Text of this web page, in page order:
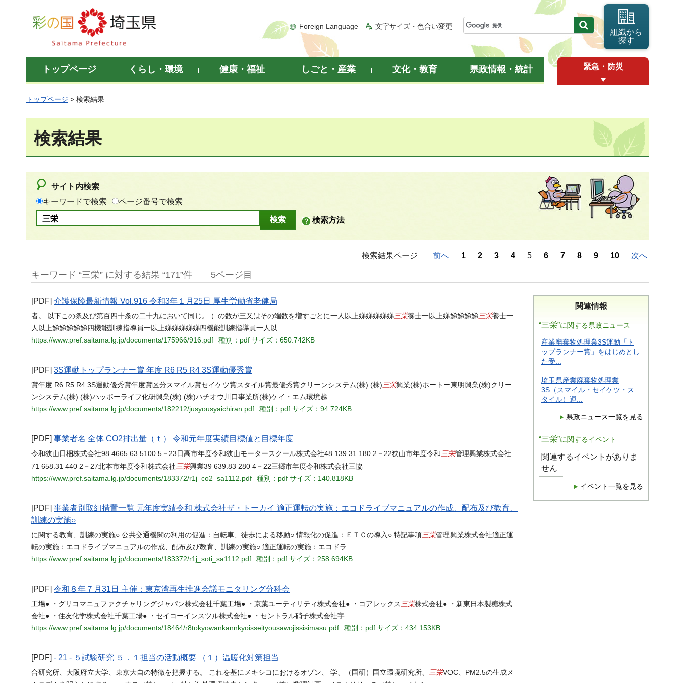
彩の国 埼玉県
Foreign Language 文字サイズ・色合い変更
組織から
探す
トップページ くらし・環境 健康・福祉 しごと・産業 文化・教育 県政情報・統計 緊急・防災
トップページ > 検索結果
検索結果
サイト内検索
キーワードで検索
ページ番号で検索
検索方法
検索結果ページ 前へ 1 2 3 4 5 6 7 8 9 10 次へ
キーワード “三栄” に対する結果 “171”件 5ページ目
関連情報
“三栄”に関する県政ニュース
産業廃棄物処理業3S運動「ト
ップランナー賞」をはじめとし
た受...
埼玉県産業廃棄物処理業
3S（スマイル・セイケツ・ス
タイル）運...
県政ニュース一覧を見る
“三栄”に関するイベント
関連するイベントがありま
せん
イベント一覧を見る
[PDF] 介護保険最新情報 Vol.916 令和3年１月25日 厚生労働省老健局
者。 以下この条及び第百四十条の二十九において同じ。 ）の数が三又はその端数を増すごとに一人以上娣娣娣娣娣 三栄養士一以上娣娣娣娣娣 三栄養士一
人以上娣娣娣娣娣四機能訓練指導員一以上娣娣娣娣娣四機能訓練指導員一人以
https://www.pref.saitama.lg.jp/documents/175966/916.pdf
種別：pdf サイズ：650.742KB
[PDF] 3S運動トップランナー賞 年度 R6 R5 R4 3S運動優秀賞
賞年度 R6 R5 R4 3S運動優秀賞年度賞区分スマイル賞セイケツ賞スタイル賞最優秀賞クリーンシステム(株) (株) 三栄興業(株)ホートー東明興業(株)クリー
ンシステム(株) (株)ハッポーライフ化研興業(株) (株)ハチオウ川口事業所(株)ケイ・エム環境越
https://www.pref.saitama.lg.jp/documents/182212/jusyousyaichiran.pdf
種別：pdf サイズ：94.724KB
[PDF] 事業者名 全体 CO2排出量（ｔ） 令和元年度実績目標値と目標年度
令和狭山日梱株式会社98 4665.63 5100 5－23日高市年度令和狭山モータースクール株式会社48 139.31 180 2－22狭山市年度令和 三栄管理興業株式会社
71 658.31 440 2－27北本市年度令和株式会社 三栄興業39 639.83 280 4－22三郷市年度令和株式会社三協
https://www.pref.saitama.lg.jp/documents/183372/r1j_co2_sa1112.pdf
種別：pdf サイズ：140.818KB
[PDF] 事業者別取組措置一覧 元年度実績令和 株式会社ザ・トーカイ 適正運転の実施：エコドライブマニュアルの作成、配布及び教育、
訓練の実施○
に関する教育、訓練の実施○ 公共交通機関の利用の促進：自転車、徒歩による移動○ 情報化の促進：ＥＴＣの導入○ 特記事項 三栄管理興業株式会社適正運
転の実施：エコドライブマニュアルの作成、配布及び教育、訓練の実施○ 適正運転の実施：エコドラ
https://www.pref.saitama.lg.jp/documents/183372/r1j_soti_sa1112.pdf
種別：pdf サイズ：258.694KB
[PDF] 令和８年７月31日 主催：東京湾再生推進会議モニタリング分科会
工場● ・グリコマニュファクチャリングジャパン株式会社千葉工場● ・京葉ユーティリティ株式会社● ・コアレックス 三栄株式会社● ・新東日本製糖株式
会社● ・住友化学株式会社千葉工場● ・セイコーインスツル株式会社● ・セントラル硝子株式会社宇
https://www.pref.saitama.lg.jp/documents/18464/r8tokyowankannkyoisseityousawojissisimasu.pdf
種別：pdf サイズ：434.153KB
[PDF] - 21 - ５試験研究 ５．１担当の活動概要 （１）温暖化対策担当
合研究所、大阪府立大学、東京大自の特徴を把握する。 これを基にメキシコにおけるオゾン、 学、（国研）国立環境研究所、 三栄VOC、PM2.5の生成メ